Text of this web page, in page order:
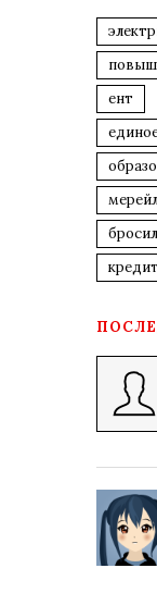
ент
кредит